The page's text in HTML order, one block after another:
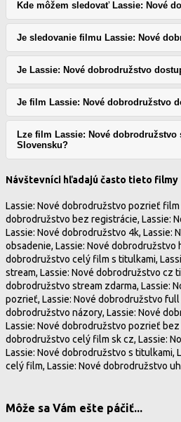
Kde môžem sledovať Lassie: Nové
Je sledovanie filmu Lassie: Nové
Je Lassie: Nové dobrodružstvo
Je film Lassie: Nové dobrodružstvo
Lze film Lassie: Nové
Slovensku?
Návštevníci hľadajú často tieto filmy
Lassie: Nové dobrodružstvo pozrieť film
dobrodružstvo bez registrácie, Lassie:
Lassie: Nové dobrodružstvo 4k, Lassie:
obsadenie, Lassie: Nové dobrodružstvo
dobrodružstvo celý film s titulkami,
stream, Lassie: Nové dobrodružstvo cz
dobrodružstvo stream zdarma, Lassie:
pozrieť, Lassie: Nové dobrodružstvo full
dobrodružstvo názory, Lassie: Nové
Lassie: Nové dobrodružstvo pozrieť bez
dobrodružstvo celý film sk cz, Lassie:
Lassie: Nové dobrodružstvo s titulkami,
celý film, Lassie: Nové dobrodružstvo
Môže sa Vám ešte páčiť...